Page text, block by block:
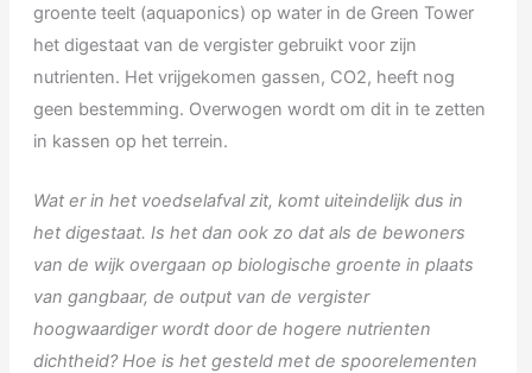
groente teelt (aquaponics) op water in de Green Tower
het digestaat van de vergister gebruikt voor zijn
nutrienten. Het vrijgekomen gassen, CO2, heeft nog
geen bestemming. Overwogen wordt om dit in te zetten
in kassen op het terrein.
Wat er in het voedselafval zit, komt uiteindelijk dus in
het digestaat. Is het dan ook zo dat als de bewoners
van de wijk overgaan op biologische groente in plaats
van gangbaar, de output van de vergister
hoogwaardiger wordt door de hogere nutrienten
dichtheid? Hoe is het gesteld met de spoorelementen